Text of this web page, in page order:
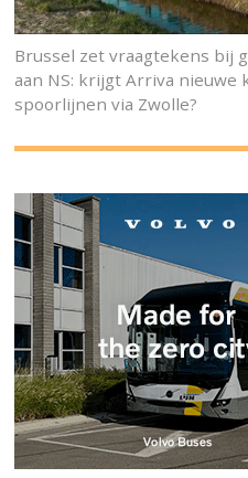
Brussel zet vraagtekens bij
aan NS: krijgt Arriva nieuwe
spoorlijnen via Zwolle?